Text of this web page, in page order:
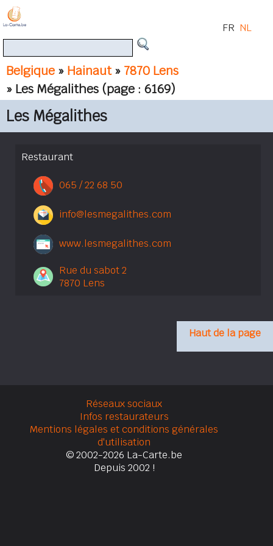
Belgique » Hainaut» 7870 Lens
» Les Mégalithes (page : 6169)
FR NL
Les Mégalithes
Restaurant
065 / 22 68 50
info@lesmegalithes.com
www.lesmegalithes.com
Rue du sabot 2
7870 Lens
Haut de la page
Réseaux sociaux
Infos restaurateurs
Mentions légales et conditions générales
d'utilisation
© 2002-2026 La-Carte.be
Depuis 2002 !